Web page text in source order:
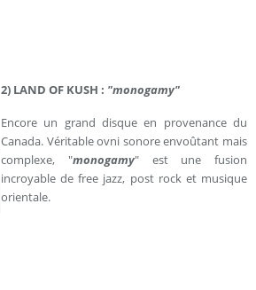
2) LAND OF KUSH : "monogamy"
Encore un grand disque en provenance du
Canada. Véritable ovni sonore envoûtant mais
complexe, "monogamy" est une fusion
incroyable de free jazz, post rock et musique
orientale.